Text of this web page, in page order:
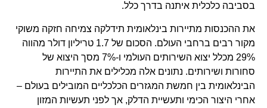
בסביבה כלכלית איתנה בדרך כלל.
את ההכנסות מתיירות בינלאומית תידלקה צמיחה חזקה משוקי
מקור רבים ברחבי העולם. הסכום של 1.7 טריליון דולר מהווה
29% מכלל יצוא השירותים העולמי ו-7% מסך היצוא של
סחורות ושירותים. נתונים אלה מכלילים את התיירות
הבינלאומית בין חמשת המגזרים הכלכליים המובילים בעולם –
אחרי היצור הכימי ותעשיית הדלק, אך לפני תעשיות המזון